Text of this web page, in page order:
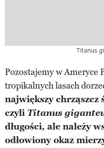
Titanus
Pozostajemy w Ameryce
tropikalnych lasach
największy chrząszcz
czyli Titanus
długości, ale należy
odłowiony okaz